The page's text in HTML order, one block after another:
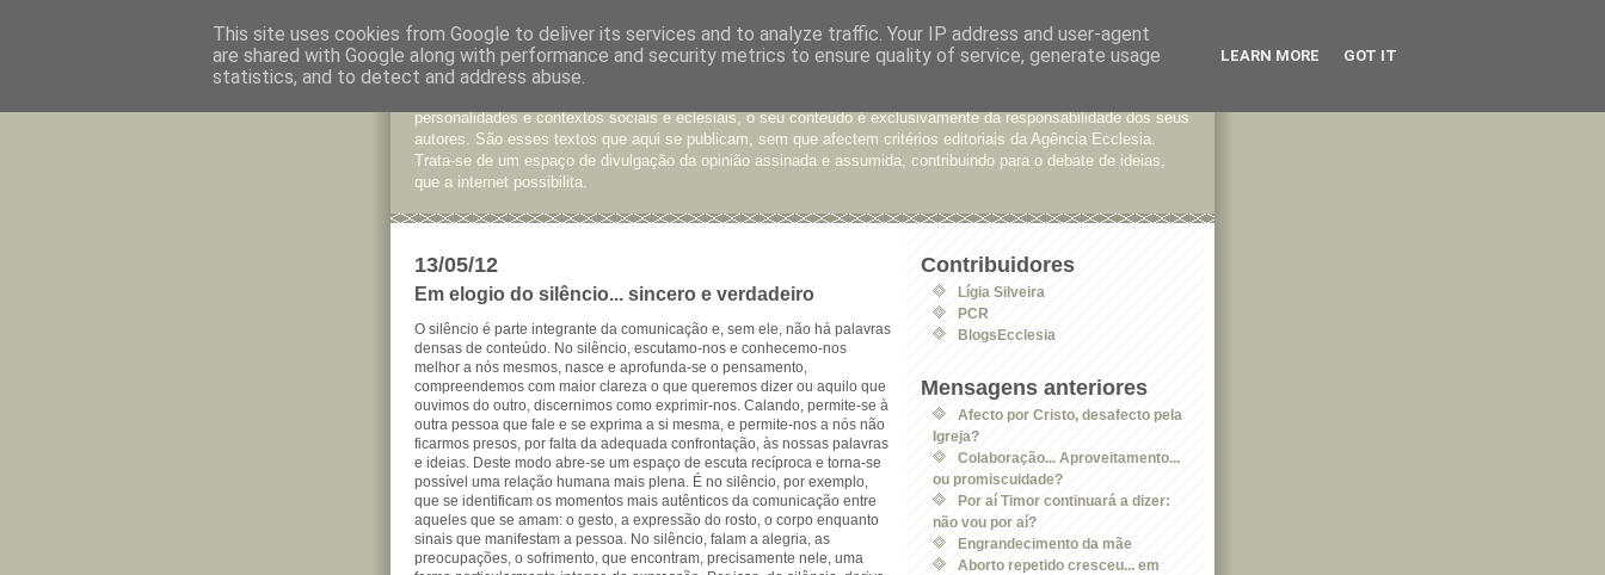
Jornal de Opinião
personalidades e contextos sociais e eclesiais, o seu conteúdo é exclusivamente da responsabilidade dos seus
autores. São esses textos que aqui se publicam, sem que afectem critérios editoriais da Agência Ecclesia.
Trata-se de um espaço de divulgação da opinião assinada e assumida, contribuindo para o debate de ideias,
que a internet possibilita.
13/05/12
Em elogio do silêncio... sincero e verdadeiro
O silêncio é parte integrante da comunicação e, sem ele, não há palavras
densas de conteúdo. No silêncio, escutamo-nos e conhecemo-nos
melhor a nós mesmos, nasce e aprofunda-se o pensamento,
compreendemos com maior clareza o que queremos dizer ou aquilo que
ouvimos do outro, discernimos como exprimir-nos. Calando, permite-se à
outra pessoa que fale e se exprima a si mesma, e permite-nos a nós não
ficarmos presos, por falta da adequada confrontação, às nossas palavras
e ideias. Deste modo abre-se um espaço de escuta recíproca e torna-se
possível uma relação humana mais plena. É no silêncio, por exemplo,
que se identificam os momentos mais autênticos da comunicação entre
aqueles que se amam: o gesto, a expressão do rosto, o corpo enquanto
sinais que manifestam a pessoa. No silêncio, falam a alegria, as
preocupações, o sofrimento, que encontram, precisamente nele, uma
Contribuidores
Lígia Silveira
PCR
BlogsEcclesia
Mensagens anteriores
Afecto por Cristo, desafecto pela
Igreja?
Colaboração... Aproveitamento...
ou promiscuidade?
Por aí Timor continuará a dizer:
não vou por aí?
Engrandecimento da mãe
Aborto repetido cresceu... em
This site uses cookies from Google to deliver its services and to analyze traffic. Your IP address and user-agent
are shared with Google along with performance and security metrics to ensure quality of service, generate usage
statistics, and to detect and address abuse.
LEARN MORE GOT IT